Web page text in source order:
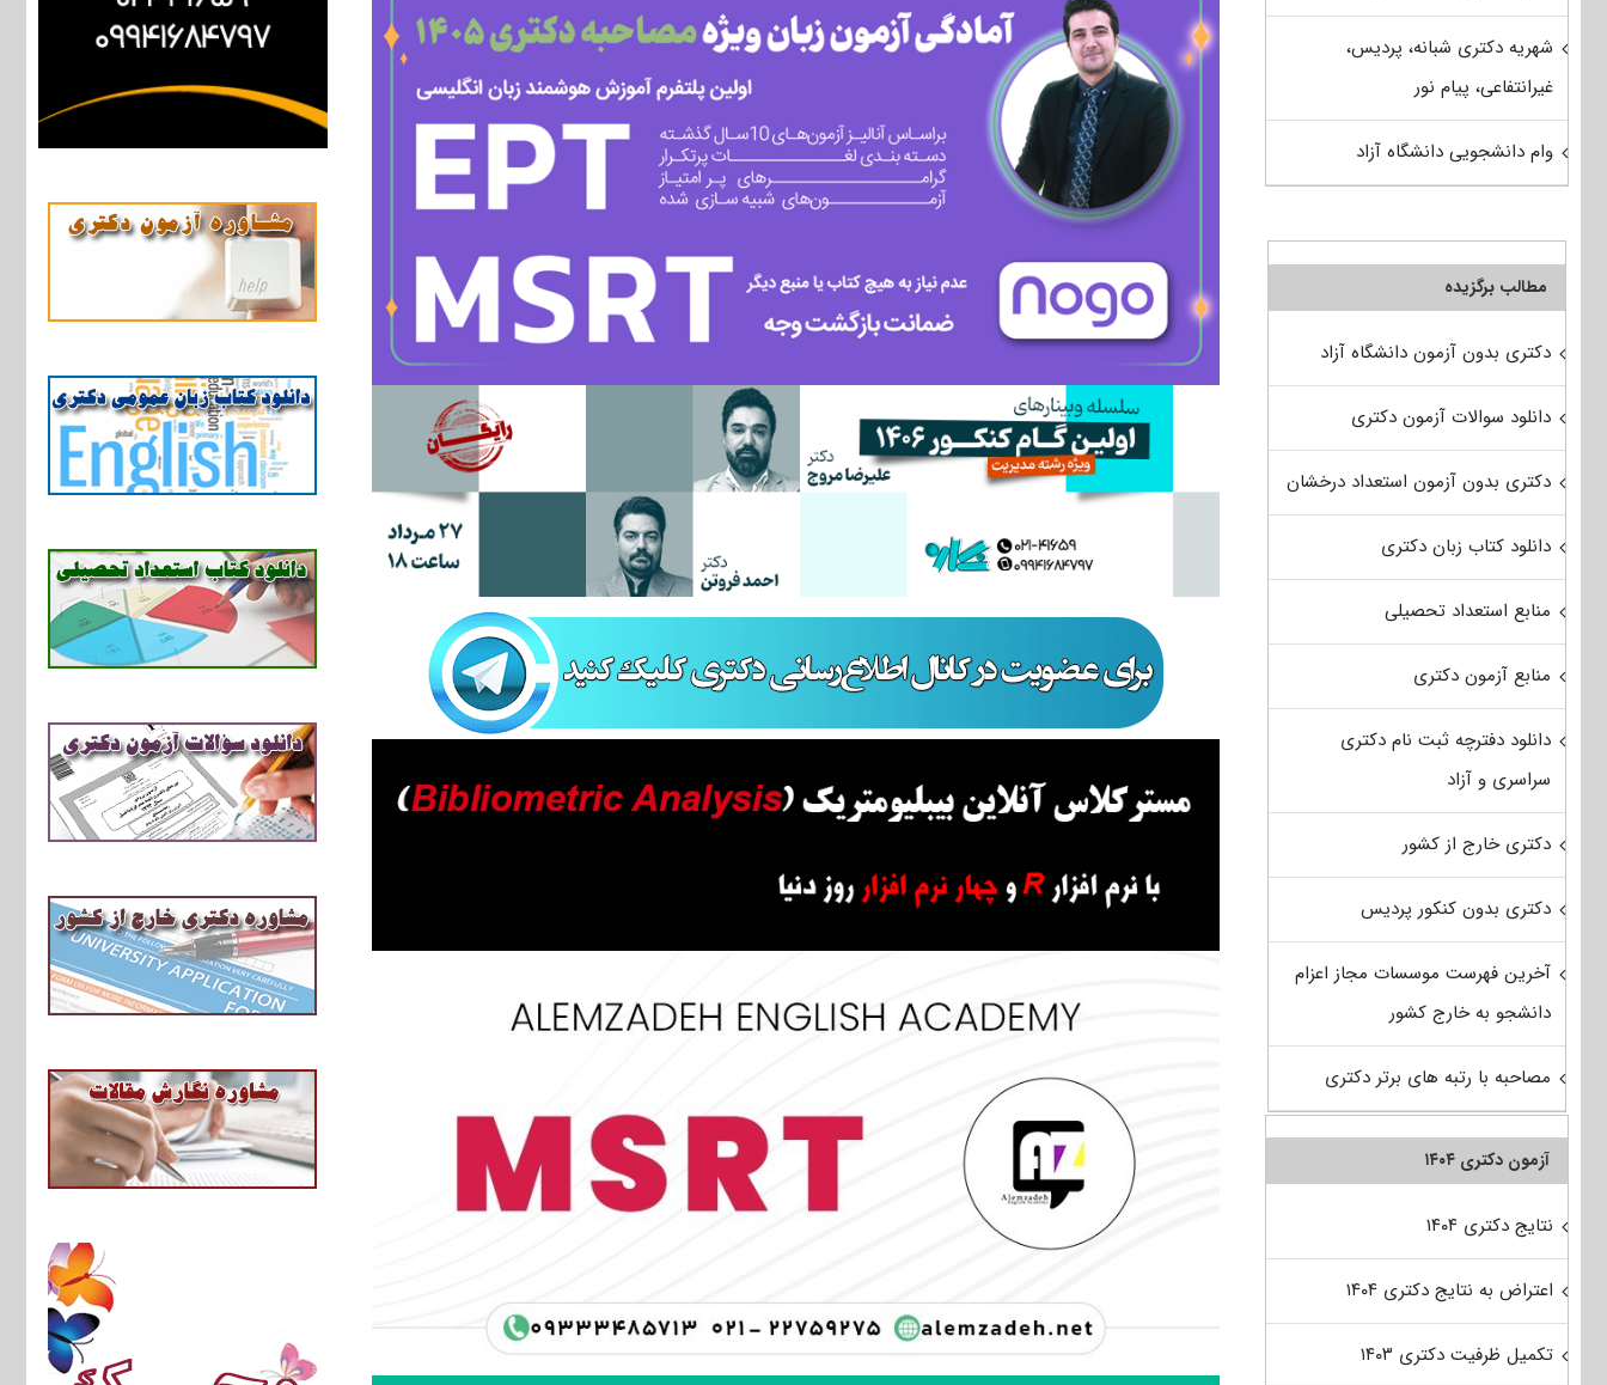
شهریه دکتری شبانه، پردیس،
غیرانتفاعی، پیام نور
وام دانشجویی دانشگاه آزاد
مطالب برگزیده
دکتری بدون آزمون دانشگاه آزاد
دانلود سوالات آزمون دکتری
دکتری بدون آزمون استعداد درخشان
دانلود کتاب زبان دکتری
منابع استعداد تحصیلی
منابع آزمون دکتری
دانلود دفترچه ثبت نام دکتری
سراسری و آزاد
دکتری خارج از کشور
دکتری بدون کنکور پردیس
آخرین فهرست موسسات مجاز اعزام
دانشجو به خارج کشور
مصاحبه با رتبه های برتر دکتری
آزمون دکتری ۱۴۰۴
نتایج دکتری ۱۴۰۴
اعتراض به نتایج دکتری ۱۴۰۴
تکمیل ظرفیت دکتری ۱۴۰۳